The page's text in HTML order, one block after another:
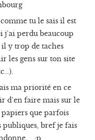
tu le sais il est
j’ai perdu beaucoup
y trop de taches
les gens sur ton site
ma priorité en ce
d’en faire mais sur le
papiers que parfois
publiques, bref je fais
… :p